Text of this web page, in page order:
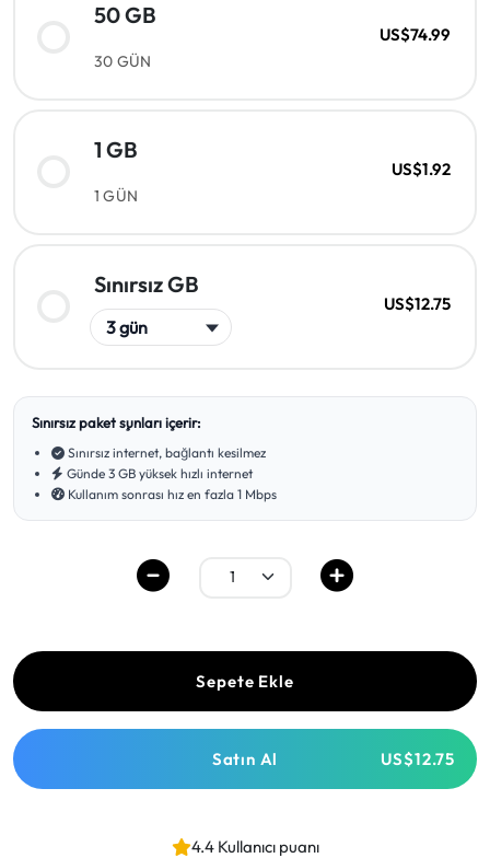
50 GB
30 GÜN
US$74.99
1 GB
1 GÜN
US$1.92
Sınırsız GB
US$12.75
Sınırsız paket şunları içerir:
Sınırsız internet, bağlantı kesilmez
Günde 3 GB yüksek hızlı internet
Kullanım sonrası hız en fazla 1 Mbps
Sepete Ekle
Satın Al US$12.75
4.4 Kullanıcı puanı